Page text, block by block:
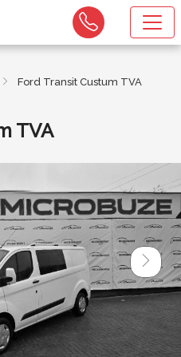
Ford Transit Custum TVA
TVA